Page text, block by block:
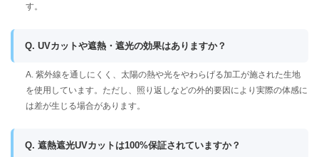
す。
Q. UVカットや遮熱・遮光の効果はありますか？
A. 紫外線を通しにくく、太陽の熱や光をやわらげる加工が施された生地
を使用しています。ただし、照り返しなどの外的要因により実際の体感に
は差が生じる場合があります。
Q. 遮熱遮光UVカットは100%保証されていますか？